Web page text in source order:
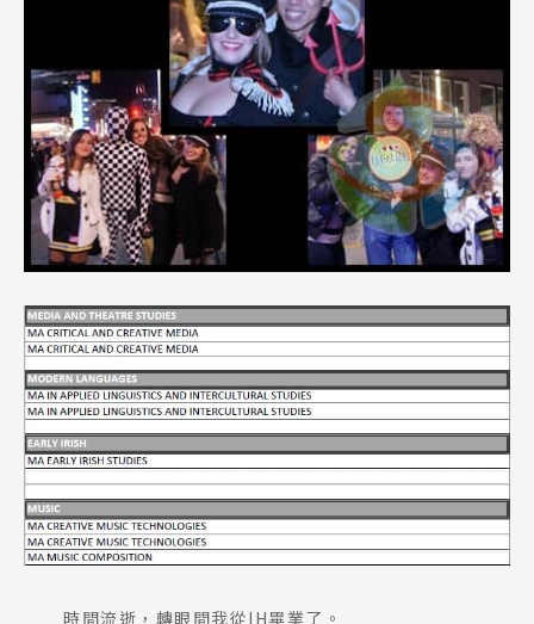
Latest News 最新消息
Promotion 最新優惠
Program 課程選擇
SEC 知識庫
時間流逝，轉眼間我從IH畢業了。